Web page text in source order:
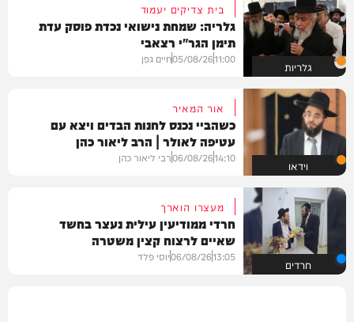
גלריות
בית צדיקים יעמוד
גלריה: שמחת נישואי נכדת פוסק עדת
תימן הגר"י רצאבי
11:00
05/08/26חיים גפן
וידאו
אור המאיר
כשהביי נכנס לחנות הבדים ויצא עם
עטיפה לאולר | הרב ליאור כהן
14:10
06/08/26רבי ליאור כהן
חרדים
מעצרו הוארך
חרדי ממודיעין עילית נעצר בחשד
שאיים לרצוח קצין משטרה
13:05
06/08/26יוסי פלד